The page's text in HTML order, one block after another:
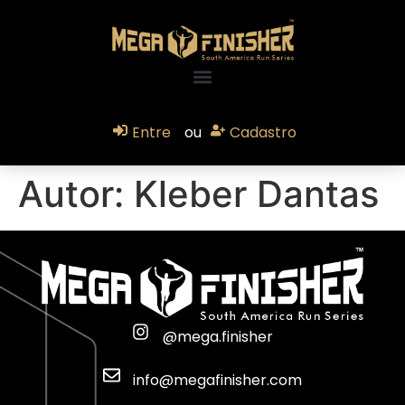
Entre ou Cadastro
Autor: Kleber Dantas
@mega.finisher
info@megafinisher.com